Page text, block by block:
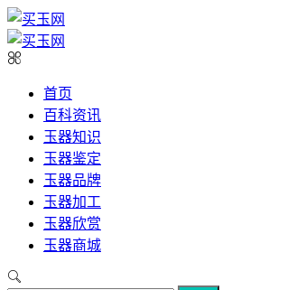
首页
百科资讯
玉器知识
玉器鉴定
玉器品牌
玉器加工
玉器欣赏
玉器商城